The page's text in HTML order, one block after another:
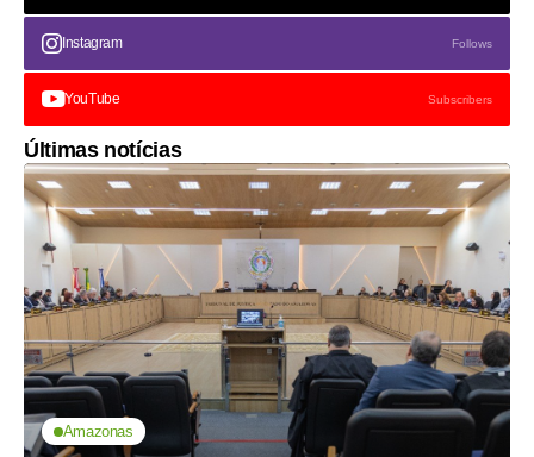
Instagram Follows
YouTube Subscribers
Últimas notícias
Amazonas